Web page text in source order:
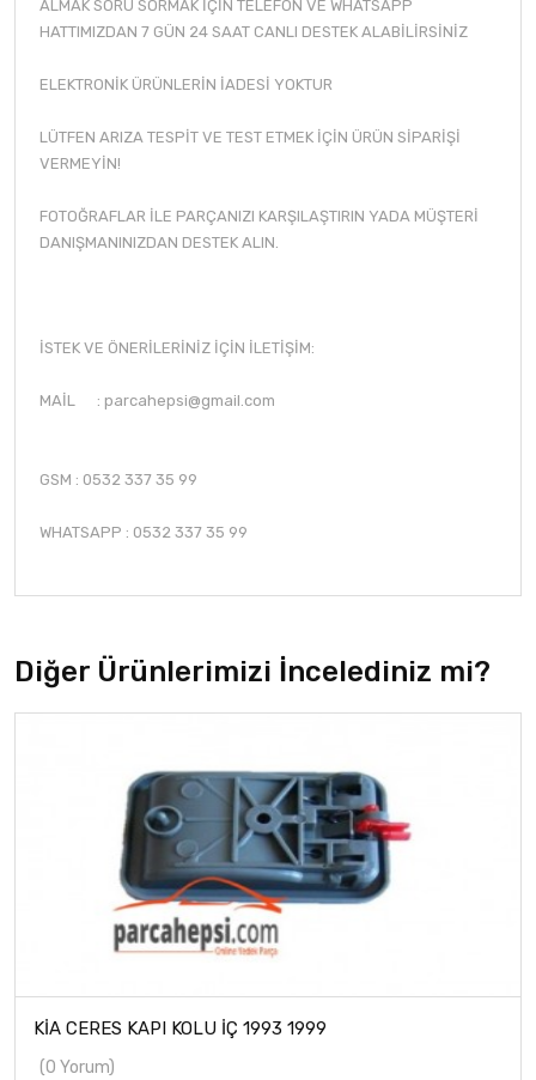
ALMAK SORU SORMAK İÇİN TELEFON VE WHATSAPP
HATTIMIZDAN 7 GÜN 24 SAAT CANLI DESTEK ALABİLİRSİNİZ
ELEKTRONİK ÜRÜNLERİN İADESİ YOKTUR
LÜTFEN ARIZA TESPİT VE TEST ETMEK İÇİN ÜRÜN SİPARİŞİ
VERMEYİN!
FOTOĞRAFLAR İLE PARÇANIZI KARŞILAŞTIRIN YADA MÜŞTERİ
DANIŞMANINIZDAN DESTEK ALIN.
İSTEK VE ÖNERİLERİNİZ İÇİN İLETİŞİM:
MAİL : parcahepsi@gmail.com
GSM : 0532 337 35 99
WHATSAPP : 0532 337 35 99
Diğer Ürünlerimizi İncelediniz mi?
KİA CERES KAPI KOLU İÇ 1993 1999
(0 Yorum)